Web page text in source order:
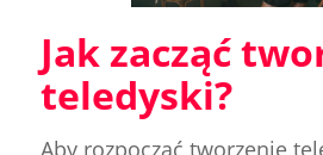
Jak zacząć
teledyski?